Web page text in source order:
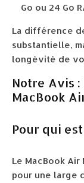
Go ou 24 Go
La différence
substantielle,
longévité de
Notre Avis
MacBook
Pour qui
Le MacBook
pour une large